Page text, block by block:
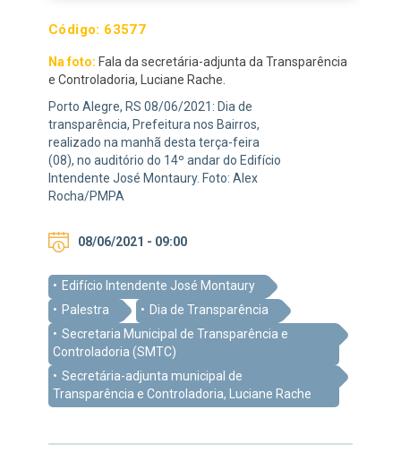
Código: 63577
Na foto: Fala da secretária-adjunta da Transparência
e Controladoria, Luciane Rache.
Porto Alegre, RS 08/06/2021: Dia de
transparência, Prefeitura nos Bairros,
realizado na manhã desta terça-feira
(08), no auditório do 14º andar do Edifício
Intendente José Montaury. Foto: Alex
Rocha/PMPA
08/06/2021 - 09:00
Edifício Intendente José Montaury
Palestra
Dia de Transparência
Secretaria Municipal de Transparência e
Controladoria (SMTC)
Secretária-adjunta municipal de
Transparência e Controladoria, Luciane Rache